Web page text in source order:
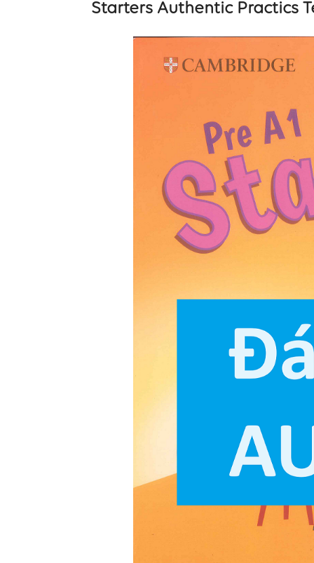
Starters Authentic Practics